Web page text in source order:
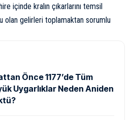
içinde kralın çıkarlarını temsil
olan gelirleri toplamaktan sorumlu
Önce 1177’de Tüm
Uygarlıklar Neden Aniden